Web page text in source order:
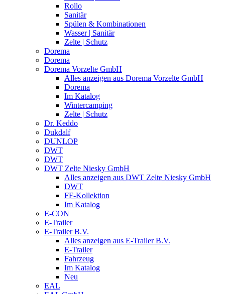
Rollo
Sanitär
Spülen & Kombinationen
Wasser | Sanitär
Zelte | Schutz
Dorema
Dorema
Dorema Vorzelte GmbH
Alles anzeigen aus Dorema Vorzelte GmbH
Dorema
Im Katalog
Wintercamping
Zelte | Schutz
Dr. Keddo
Dukdalf
DUNLOP
DWT
DWT
DWT Zelte Niesky GmbH
Alles anzeigen aus DWT Zelte Niesky GmbH
DWT
FF-Kollektion
Im Katalog
E-CON
E-Trailer
E-Trailer B.V.
Alles anzeigen aus E-Trailer B.V.
E-Trailer
Fahrzeug
Im Katalog
Neu
EAL